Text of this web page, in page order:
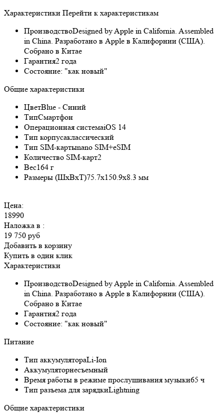
Характеристики Перейти к характеристикам
ПроизводствоDesigned by Apple in California. Assembled
in China. Разработано в Apple в Калифорнии (США).
Собрано в Китае
Гарантия2 года
Состояние: "как новый"
Общие характеристики
ЦветBlue - Синий
ТипСмартфон
Операционная системаiOS 14
Тип корпусаклассический
Тип SIM-картыnano SIM+eSIM
Количество SIM-карт2
Вес164 г
Размеры (ШxВxТ)75.7x150.9x8.3 мм
Цена:
18990
Наложка в :
19 750 руб
Добавить в корзину
Купить в один клик
Характеристики
ПроизводствоDesigned by Apple in California. Assembled
in China. Разработано в Apple в Калифорнии (США).
Собрано в Китае
Гарантия2 года
Состояние: "как новый"
Питание
Тип аккумулятораLi-Ion
Аккумуляторнесъемный
Время работы в режиме прослушивания музыки65 ч
Тип разъема для зарядкиLightning
Общие характеристики